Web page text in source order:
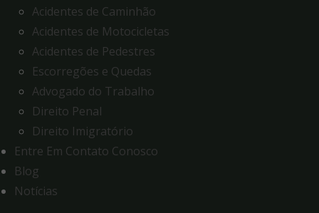
Acidentes de Caminhão
Acidentes de Motocicletas
Acidentes de Pedestres
Escorregões e Quedas
Advogado do Trabalho
Direito Penal
Direito Imigratório
Entre Em Contato Conosco
Blog
Notícias